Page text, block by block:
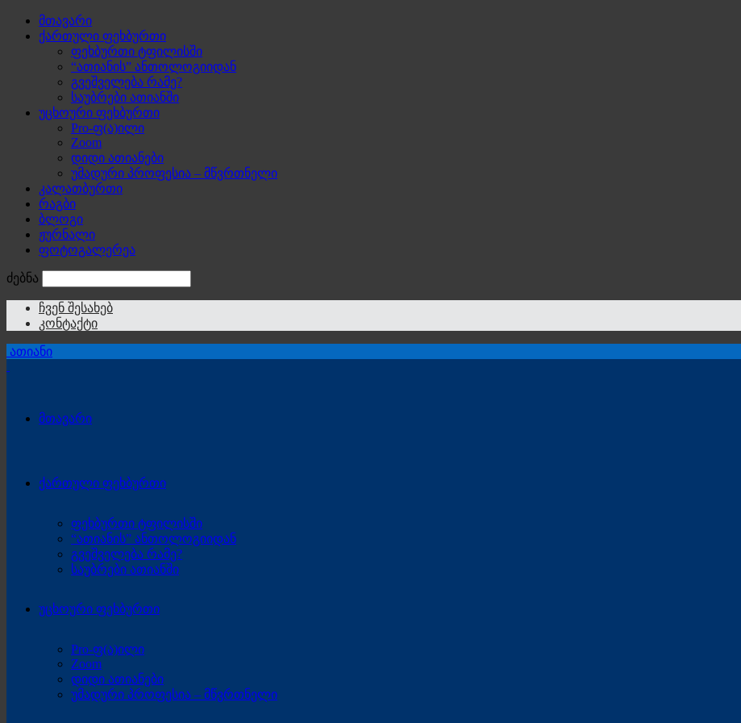
მთავარი
ქართული ფეხბურთი
ფეხბურთი ტფილისში
“ათიანის” ანთოლოგიიდან
გვეშველება რამე?
საუბრები ათიანში
უცხოური ფეხბურთი
Pro-ფ(ა)ილი
Zoom
დიდი ათიანები
უმადური პროფესია – მწვრთნელი
კალათბურთი
რაგბი
ბლოგი
ჟურნალი
ფოტოგალერეა
ძებნა
ჩვენ შესახებ
კონტაქტი
ათიანი
მთავარი
ქართული ფეხბურთი
ფეხბურთი ტფილისში
“ათიანის” ანთოლოგიიდან
გვეშველება რამე?
საუბრები ათიანში
უცხოური ფეხბურთი
Pro-ფ(ა)ილი
Zoom
დიდი ათიანები
უმადური პროფესია – მწვრთნელი